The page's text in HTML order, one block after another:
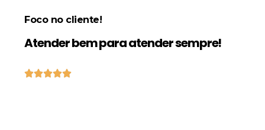
Foco no cliente!
Atender bem para atender sempre!
